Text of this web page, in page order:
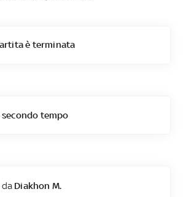
è terminata
secondo tempo
da Diakhon M.